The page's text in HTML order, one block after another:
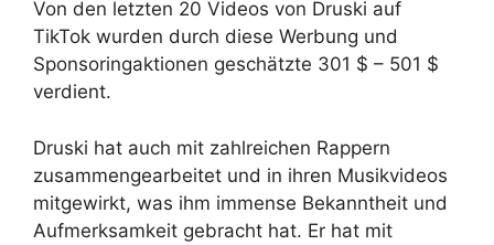
Von den letzten 20 Videos von Druski auf
TikTok wurden durch diese Werbung und
Sponsoringaktionen geschätzte 301 $ – 501 $
verdient.
Druski hat auch mit zahlreichen Rappern
zusammengearbeitet und in ihren Musikvideos
mitgewirkt, was ihm immense Bekanntheit und
Aufmerksamkeit gebracht hat. Er hat mit